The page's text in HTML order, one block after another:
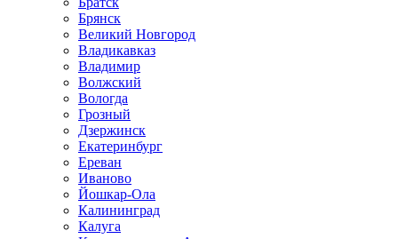
Брянск
Великий Новгород
Владикавказ
Владимир
Волжский
Вологда
Грозный
Дзержинск
Екатеринбург
Ереван
Иваново
Йошкар-Ола
Калининград
Калуга